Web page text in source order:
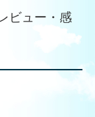
ビュー・感